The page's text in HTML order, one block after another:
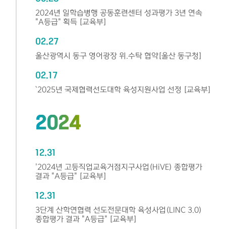
2024년 일학습병행 공동훈련센터 성과평가 3년 연속
"A등급" 획득 [교육부]
02.27
울산광역시 동구 영어광장 위.수탁 협약[울산 동구청]
02.17
`2025년 국제협력선도대학 육성지원사업 선정 [교육부]
2024
12.31
'2024년 고등직업교육거점지구사업(HiVE) 종합평가
결과 "A등급" [교육부]
12.31
3단계 산학연협력 선도전문대학 육성사업(LINC 3.0)
종합평가 결과 "A등급" [교육부]